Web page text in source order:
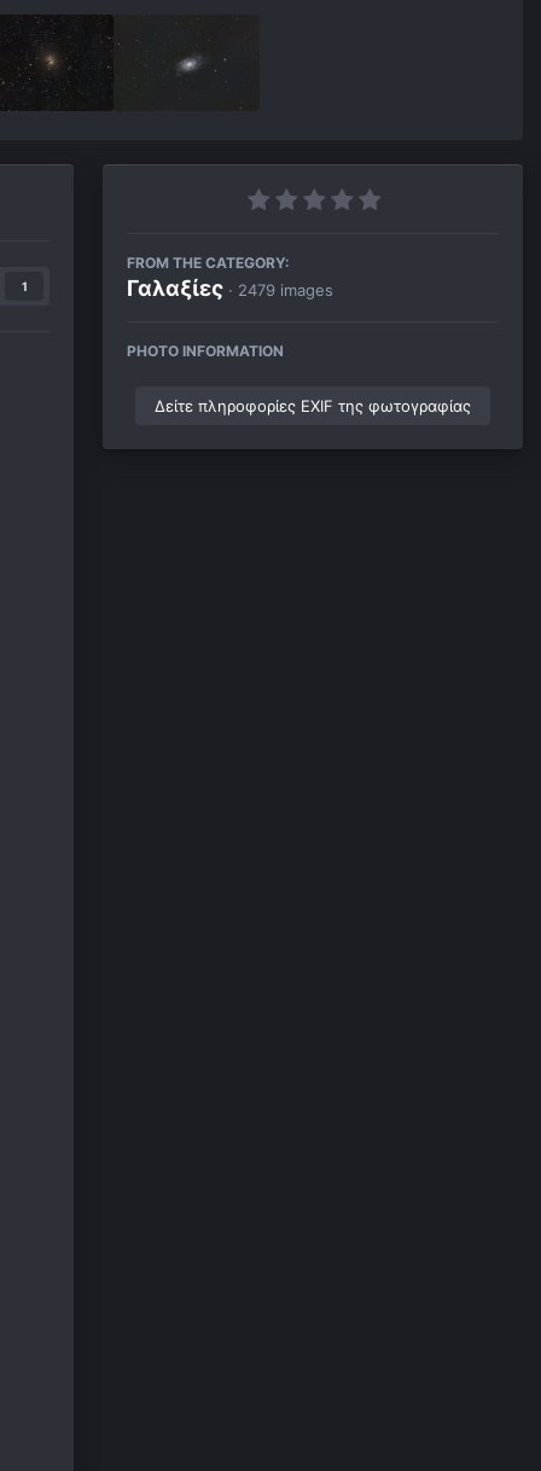
1
FROM THE CATEGORY:
Γαλαξίες · 2479 images
PHOTO INFORMATION
Δείτε πληροφορίες EXIF της φωτογραφίας